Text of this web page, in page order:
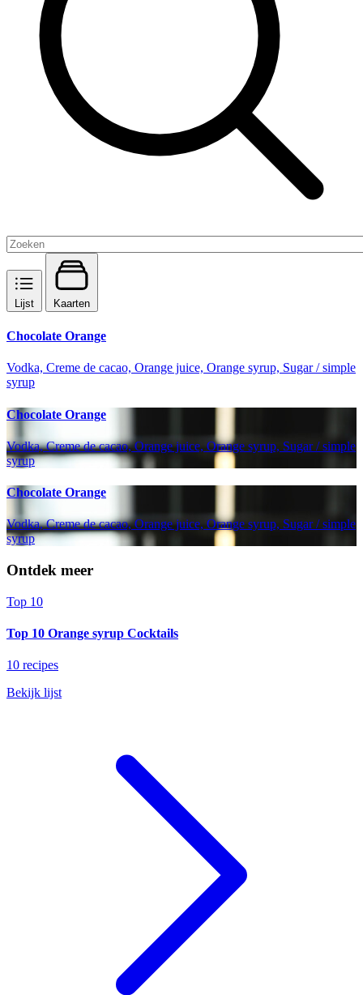
Lijst Kaarten
Chocolate Orange
Vodka, Creme de cacao, Orange juice, Orange syrup, Sugar / simple
syrup
Chocolate Orange
Vodka, Creme de cacao, Orange juice, Orange syrup, Sugar / simple
syrup
Chocolate Orange
Vodka, Creme de cacao, Orange juice, Orange syrup, Sugar / simple
syrup
Ontdek meer
Top 10
Top 10 Orange syrup Cocktails
10 recipes
Bekijk lijst